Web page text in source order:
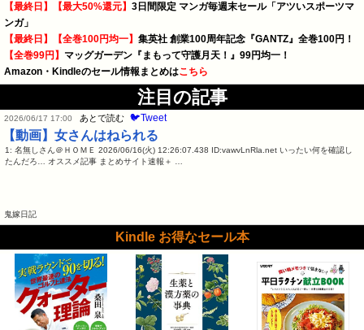
【最終日】【最大50%還元】 3日間限定 マンガ毎週末セール「アツいスポーツマ
ンガ」
【最終日】【全巻100円均一】 集英社 創業100周年記念『GANTZ』全巻100円！
【全巻99円】 マッグガーデン『まもって守護月天！』99円均一！
Amazon・Kindleのセール情報まとめはこちら
注目の記事
2026/06/17 17:00 あとで読む 🐦Tweet
【動画】女さんはねられる
1: 名無しさん＠ＨＯＭＥ 2026/06/16(火) 12:26:07.438 ID:vawvLnRla.net いったい何を確認し
たんだろ… オススメ記事 まとめサイト速報＋ …
鬼嫁日記
Kindle お得なセール本